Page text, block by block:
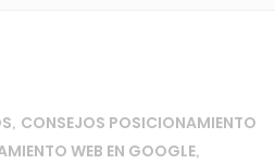
, CONSEJOS POSICIONAMIENTO
WEB EN GOOGLE,